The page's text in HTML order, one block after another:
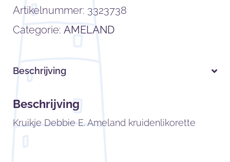
Artikelnummer: 3323738
Categorie:AMELAND
Beschrijving
Beschrijving
Kruikje Debbie E. Ameland kruidenlikorette